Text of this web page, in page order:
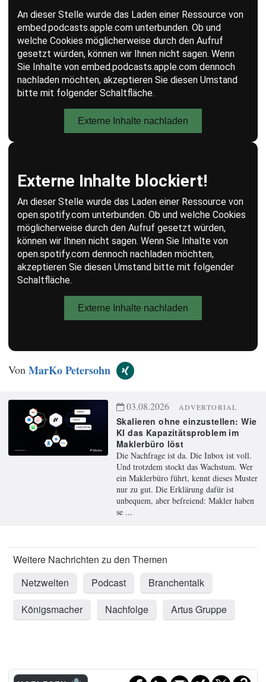
Von MarKo Petersohn
03.08.2026 ADVERTORIAL
Skalieren ohne einzustellen: Wie
KI das Kapazitätsproblem im
Maklerbüro löst
Die Nachfrage ist da. Die Inbox ist voll.
Und trotzdem stockt das Wachstum. Wer
ein Maklerbüro führt, kennt dieses Muster
nur zu gut. Die Erklärung dafür ist
unbequem, aber befreiend: Makler haben
se ...
Netzwelten Podcast
Branchentalk
Königsmacher
Nachfolge Artus Gruppe